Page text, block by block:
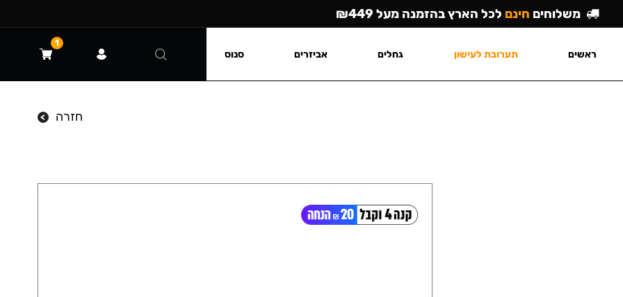
חזרה
משלוחים חינם לכל הארץ בהזמנה מעל ₪449
ראשים תערובת לעישון גחלים אביזרים סנוס
1